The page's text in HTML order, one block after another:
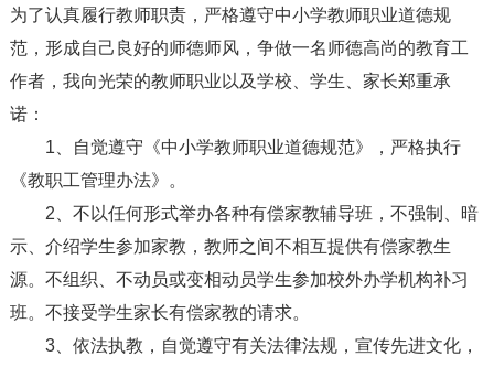
为了认真履行教师职责，严格遵守中小学教师职业道德规
范，形成自己良好的师德师风，争做一名师德高尚的教育工
作者，我向光荣的教师职业以及学校、学生、家长郑重承
诺：
1、自觉遵守《中小学教师职业道德规范》，严格执行
《教职工管理办法》。
2、不以任何形式举办各种有偿家教辅导班，不强制、暗
示、介绍学生参加家教，教师之间不相互提供有偿家教生
源。不组织、不动员或变相动员学生参加校外办学机构补习
班。不接受学生家长有偿家教的请求。
3、依法执教，自觉遵守有关法律法规，宣传先进文化，